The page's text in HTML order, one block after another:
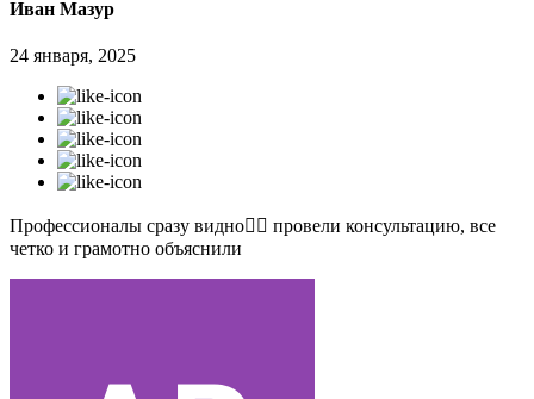
Иван Мазур
24 января, 2025
Профессионалы сразу видно👍🏻 провели консультацию, все
четко и грамотно объяснили